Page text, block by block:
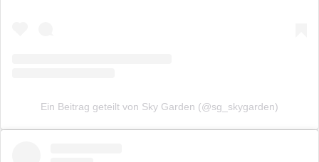
Ein Beitrag geteilt von Sky Garden (@sg_skygarden)